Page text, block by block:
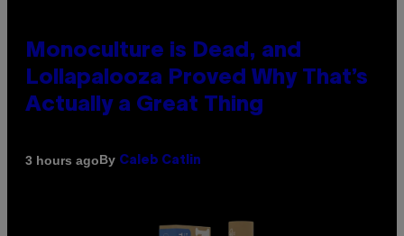
Monoculture is Dead, and
Lollapalooza Proved Why That’s
Actually a Great Thing
3 hours agoBy Caleb Catlin